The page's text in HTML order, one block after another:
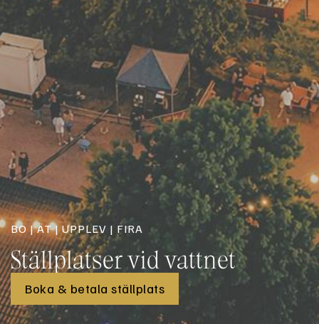
BO | ÄT | UPPLEV | FIRA
Ställplatser vid vattnet
Boka & betala ställplats